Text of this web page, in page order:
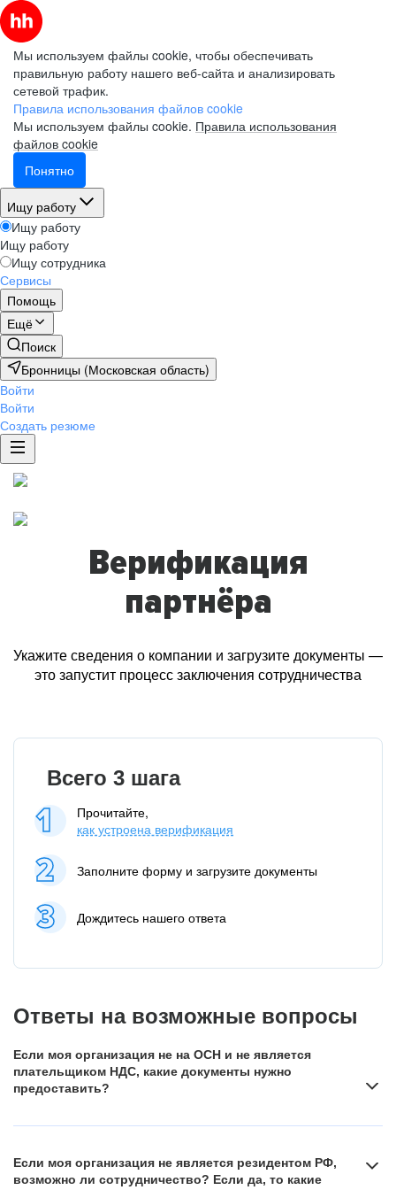
Мы используем файлы cookie, чтобы обеспечивать
правильную работу нашего веб-сайта и анализировать
сетевой трафик.
Правила использования файлов cookie
Мы используем файлы cookie. Правила использования
файлов cookie
Понятно
Ищу работу
Ищу работу
Ищу работу
Ищу сотрудника
Сервисы
Помощь
Ещё
Поиск
Бронницы (Московская область)
Войти
Войти
Создать резюме
Верификация
партнёра
Укажите сведения о компании и загрузите документы —
это запустит процесс заключения сотрудничества
Всего 3 шага
Прочитайте,
как устроена верификация
Заполните форму и загрузите документы
Дождитесь нашего ответа
Ответы на возможные вопросы
Если моя организация не на ОСН и не является
плательщиком НДС, какие документы нужно
предоставить?
применения ими упрощённой системы налогообложения,
Если моя организация не является резидентом РФ,
возможно ли сотрудничество? Если да, то какие